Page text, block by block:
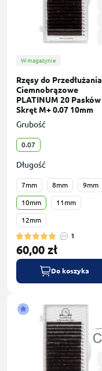
W magazynie
Rzęsy do Przedłużania
Сiemnobrązowe
PLATINUM 20 Pasków
Skręt M+ 0.07 10mm
Grubość
0.07
Długość
7mm 8mm 9mm
10mm 11mm
12mm
1
60,00 zł
Do koszyka